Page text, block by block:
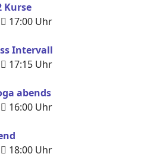
Kurse
17:00 Uhr
Intervall
17:15 Uhr
abends
16:00 Uhr
18:00 Uhr